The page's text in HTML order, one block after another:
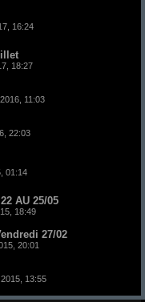
16:24
18:27
11:03
22:03
01:14
AU 25/05
18:49
27/02
20:01
13:55